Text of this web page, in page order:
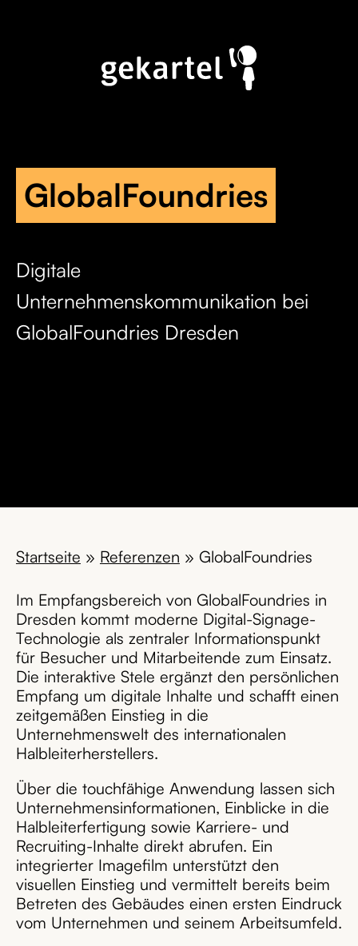
GlobalFoundries
Digitale
Unternehmenskommunikation bei
GlobalFoundries Dresden
Startseite » Referenzen » GlobalFoundries
Im Empfangsbereich von GlobalFoundries in
Dresden kommt moderne Digital-Signage-
Technologie als zentraler Informationspunkt
für Besucher und Mitarbeitende zum Einsatz.
Die interaktive Stele ergänzt den persönlichen
Empfang um digitale Inhalte und schafft einen
zeitgemäßen Einstieg in die
Unternehmenswelt des internationalen
Halbleiterherstellers.
Über die touchfähige Anwendung lassen sich
Unternehmensinformationen, Einblicke in die
Halbleiterfertigung sowie Karriere- und
Recruiting-Inhalte direkt abrufen. Ein
integrierter Imagefilm unterstützt den
visuellen Einstieg und vermittelt bereits beim
Betreten des Gebäudes einen ersten Eindruck
vom Unternehmen und seinem Arbeitsumfeld.